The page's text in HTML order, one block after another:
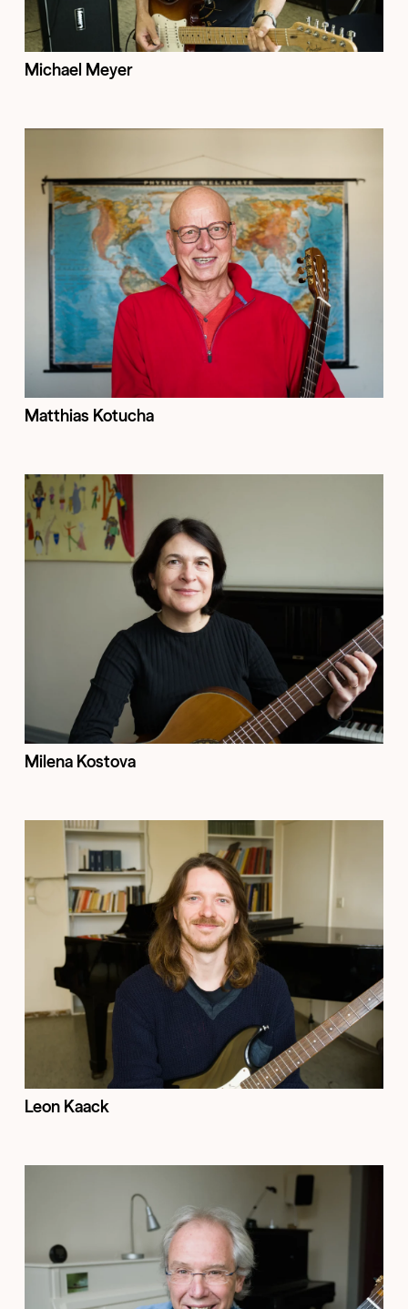
Michael Meyer
Matthias Kotucha
Milena Kostova
Leon Kaack